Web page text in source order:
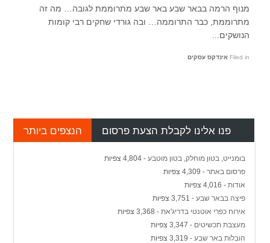
מנוף הרמה בבאר שבע באר שבע מתרוממת לגובה… מה זה
מתרוממת, כבר התרוממה… ובה גורדי שחקים רבי קומות
הנושקים...
Filed in אינדקס עסקים
הנצפים ביותר פנו אלינו לקבלת הצעת פרסום
בומנייט, בטון מוחלק, בטון מוטבע - 4,804 צפיות
פרסום באתר - 4,309 צפיות
אודות - 4,016 צפיות
פיצה בבאר שבע - 3,751 צפיות
אירוח כפרי אוטנטי בדריג'את - 3,368 צפיות
מעצבת תכשיטים - 3,347 צפיות
הובלות באר שבע - 3,319 צפיות